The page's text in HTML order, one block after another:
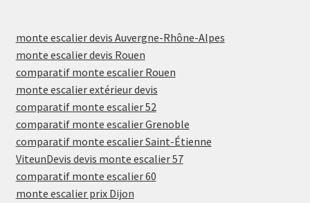
monte escalier devis Auvergne-Rhône-Alpes
monte escalier devis Rouen
comparatif monte escalier Rouen
monte escalier extérieur devis
comparatif monte escalier 52
comparatif monte escalier Grenoble
comparatif monte escalier Saint-Étienne
ViteunDevis devis monte escalier 57
comparatif monte escalier 60
monte escalier prix Dijon